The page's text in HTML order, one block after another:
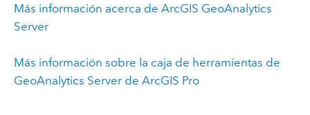
Más información acerca de ArcGIS GeoAnalytics
Server
Más información sobre la caja de herramientas de
GeoAnalytics Server de ArcGIS Pro